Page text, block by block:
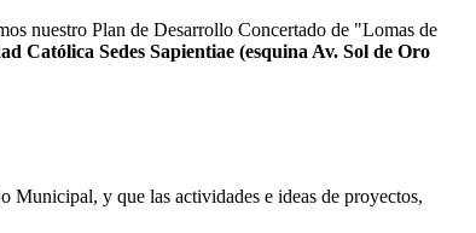
nuestro Plan de Desarrollo Concertado de "Lomas de
Católica Sedes Sapientiae (esquina Av. Sol de Oro
Municipal, y que las actividades e ideas de proyectos,